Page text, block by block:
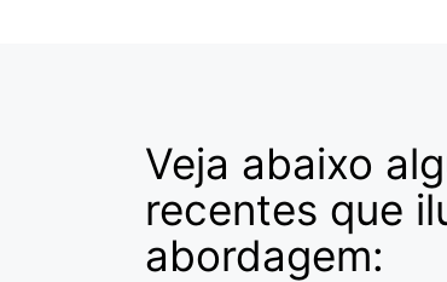
Veja abaixo
recentes que
abordagem: